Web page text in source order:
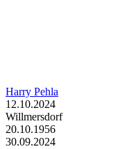
Harry Pehla
12.10.2024
Willmersdorf
20.10.1956
30.09.2024